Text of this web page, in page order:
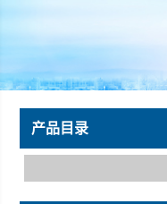
产品目录